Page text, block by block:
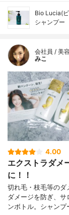
Bio Lucia(
シャンプー
会社員 / 美
みこ
4.00
エクストラダメ
に！！
切れ毛・枝毛等のダ
ダメージを防ぎ、
ンボトル。シャン